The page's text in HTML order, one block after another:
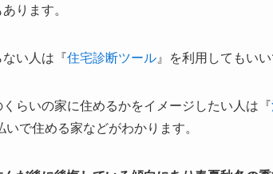
ります。
い人は『住宅診断ツール 』を利用してもい
らいの家に住めるかをイメージしたい人は『
で住める家などがわかります。